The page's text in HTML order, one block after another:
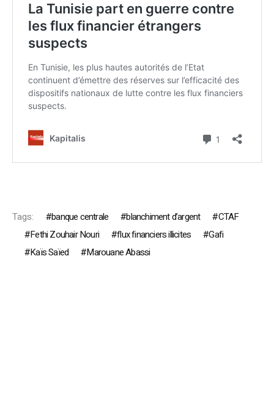
Tags: banque centrale blanchiment d’argent
CTAF
Fethi Zouhair Nouri
flux financiers illicites
Gafi
Kaïs Saïed
Marouane Abassi